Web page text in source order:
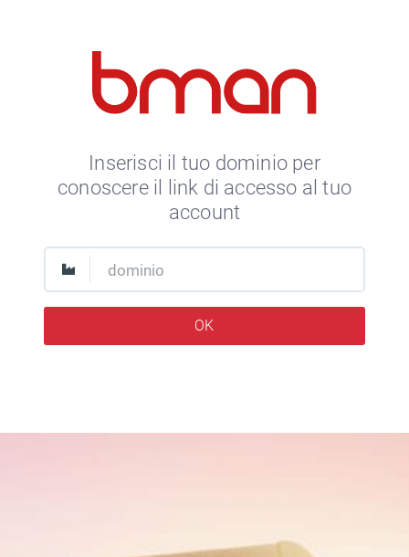
Inserisci il tuo dominio per
conoscere il link di accesso al tuo
account
OK